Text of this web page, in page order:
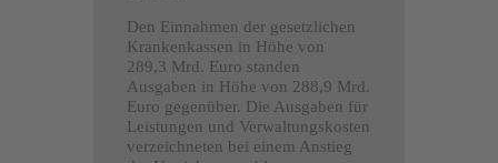
Den Einnahmen der gesetzlichen
Krankenkassen in Höhe von
289,3 Mrd. Euro standen
Ausgaben in Höhe von 288,9 Mrd.
Euro gegenüber. Die Ausgaben für
Leistungen und Verwaltungskosten
verzeichneten bei einem Anstieg